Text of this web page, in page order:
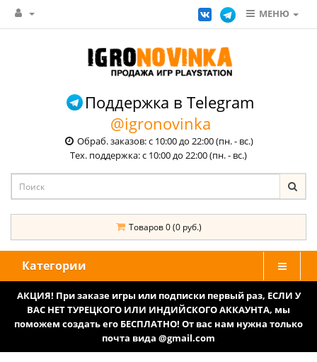
МЕНЮ
Поддержка в Telegram
@igronovinka
Обраб. заказов: с 10:00 до 22:00 (пн. - вс.)
Тех. поддержка: с 10:00 до 22:00 (пн. - вс.)
Товаров 0 (0 руб.)
Категории
АКЦИЯ! При заказе игры или подписки первый раз, ЕСЛИ У
ВАС НЕТ ТУРЕЦКОГО ИЛИ ИНДИЙСКОГО АККАУНТА, мы
поможем создать его БЕСПЛАТНО! От вас нам нужна только
почта вида @gmail.com